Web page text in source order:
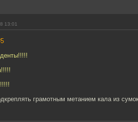
13:01
грамотным метанием кала из